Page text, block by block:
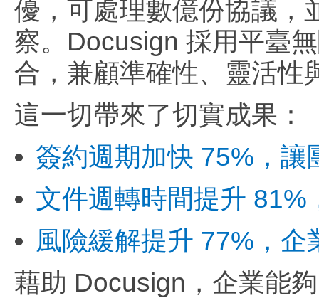
優，可處理數億份協議，
察。Docusign 採用平臺
合，兼顧準確性、靈活性
這一切帶來了切實成果：
簽約週期加快 75%，讓
文件週轉時間提升 81%
風險緩解提升 77%，
藉助 Docusign，企業能